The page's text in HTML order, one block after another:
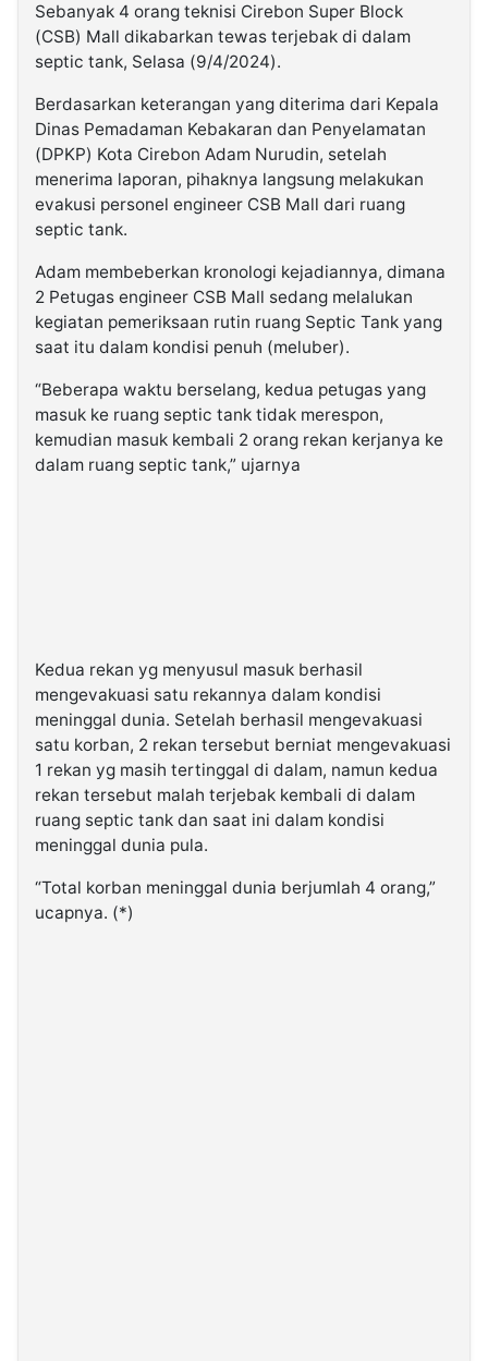
Sebanyak 4 orang teknisi Cirebon Super Block
(CSB) Mall dikabarkan tewas terjebak di dalam
septic tank, Selasa (9/4/2024).
Berdasarkan keterangan yang diterima dari Kepala
Dinas Pemadaman Kebakaran dan Penyelamatan
(DPKP) Kota Cirebon Adam Nurudin, setelah
menerima laporan, pihaknya langsung melakukan
evakusi personel engineer CSB Mall dari ruang
septic tank.
Adam membeberkan kronologi kejadiannya, dimana
2 Petugas engineer CSB Mall sedang melalukan
kegiatan pemeriksaan rutin ruang Septic Tank yang
saat itu dalam kondisi penuh (meluber).
“Beberapa waktu berselang, kedua petugas yang
masuk ke ruang septic tank tidak merespon,
kemudian masuk kembali 2 orang rekan kerjanya ke
dalam ruang septic tank,” ujarnya
Kedua rekan yg menyusul masuk berhasil
mengevakuasi satu rekannya dalam kondisi
meninggal dunia. Setelah berhasil mengevakuasi
satu korban, 2 rekan tersebut berniat mengevakuasi
1 rekan yg masih tertinggal di dalam, namun kedua
rekan tersebut malah terjebak kembali di dalam
ruang septic tank dan saat ini dalam kondisi
meninggal dunia pula.
“Total korban meninggal dunia berjumlah 4 orang,”
ucapnya. (*)